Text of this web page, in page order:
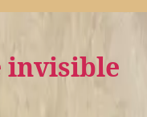
invisible